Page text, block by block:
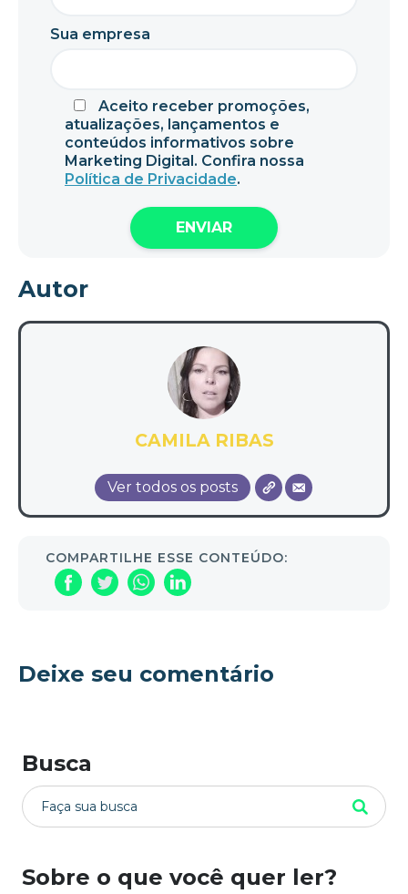
Sua empresa
Aceito receber promoções,
atualizações, lançamentos e
conteúdos informativos sobre
Marketing Digital. Confira nossa
Política de Privacidade.
Autor
CAMILA RIBAS
Ver todos os posts
COMPARTILHE ESSE CONTEÚDO:
Deixe seu comentário
Busca
Sobre o que você quer ler?